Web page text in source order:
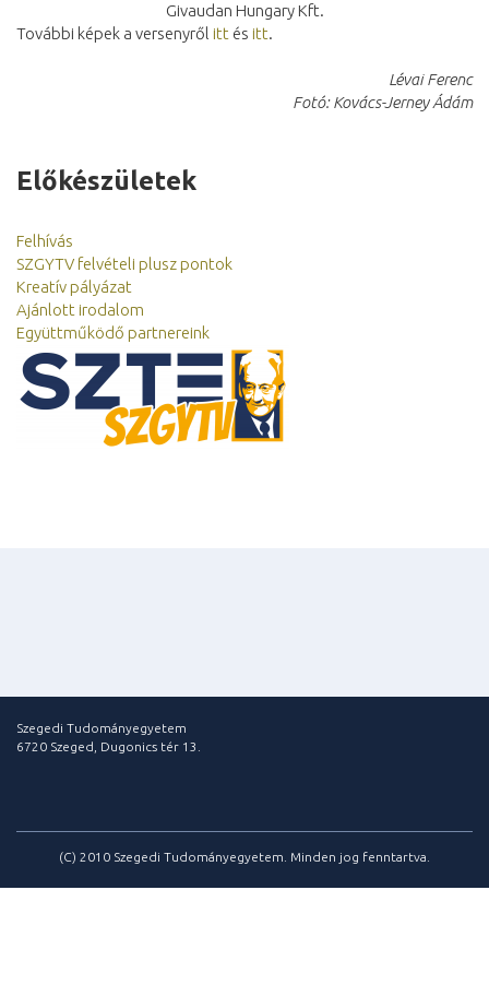
Givaudan Hungary Kft.
További képek a versenyről itt és itt.
Lévai Ferenc
Fotó: Kovács-Jerney Ádám
Előkészületek
Felhívás
SZGYTV felvételi plusz pontok
Kreatív pályázat
Ajánlott irodalom
Együttműködő partnereink
Szegedi Tudományegyetem
6720 Szeged, Dugonics tér 13.
(C) 2010 Szegedi Tudományegyetem. Minden jog fenntartva.